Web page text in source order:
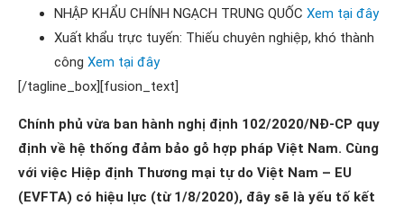
NHẬP KHẨU CHÍNH NGẠCH TRUNG QUỐC Xem tại đây
Xuất khẩu trực tuyến: Thiếu chuyên nghiệp, khó thành
công Xem tại đây
[/tagline_box][fusion_text]
Chính phủ vừa ban hành nghị định 102/2020/NĐ-CP quy
định về hệ thống đảm bảo gỗ hợp pháp Việt Nam. Cùng
với việc Hiệp định Thương mại tự do Việt Nam – EU
(EVFTA) có hiệu lực (từ 1/8/2020), đây sẽ là yếu tố kết